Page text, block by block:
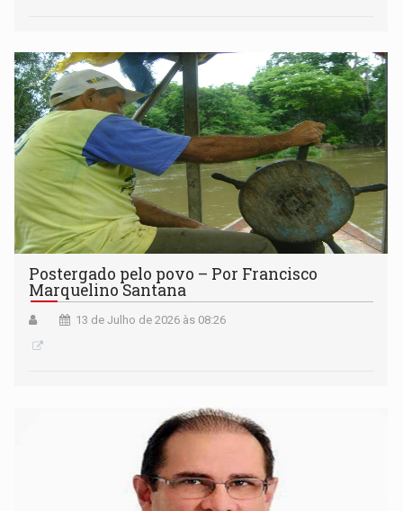
Postergado pelo povo – Por Francisco
Marquelino Santana
13 de Julho de 2026 às 08:26